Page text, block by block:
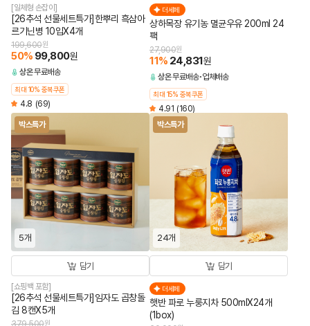
[일체형 손잡이]
[26추석 선물세트특가]한뿌리 흑삼아
르기닌병 10입X4개
199,600원
50% 99,800원
상온무료배송
최대 10% 중복쿠폰
4.8 (69)
더세페
상하목장 유기농 멸균우유 200ml 24
팩
27,900원
11% 24,831원
상온무료배송 업체배송
최대 15% 중복쿠폰
4.91 (160)
박스특가
5개
담기
[쇼핑백 포함]
[26추석 선물세트특가]임자도 곱창돌
김 8캔X5개
379,500원
박스특가
24개
담기
더세페
햇반 파로 누룽지차 500mlX24개
(1box)